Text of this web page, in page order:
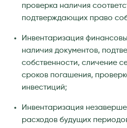
проверка наличия
подтверждающих право
Инвентаризация
наличия документов,
собственности, сличение
сроков погашения,
инвестиций;
Инвентаризация
расходов будущих